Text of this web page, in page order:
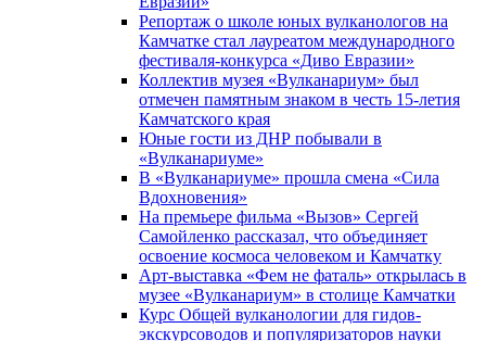
Репортаж о школе юных вулканологов на
Камчатке стал лауреатом международного
фестиваля-конкурса «Диво Евразии»
Коллектив музея «Вулканариум» был
отмечен памятным знаком в честь 15-летия
Камчатского края
Юные гости из ДНР побывали в
«Вулканариумe»
В «Вулканариуме» прошла смена «Сила
Вдохновения»
На премьере фильма «Вызов» Сергей
Самойленко рассказал, что объединяет
освоение космоса человеком и Камчатку
Арт-выставка «Фем не фаталь» открылась в
музее «Вулканариум» в столице Камчатки
Курс Общей вулканологии для гидов-
экскурсоводов и популяризаторов науки